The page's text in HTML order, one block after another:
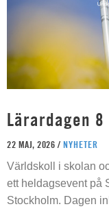
Lärardagen 8
22 MAJ, 2026 / NYHETER
Världskoll i skolan
ett heldagsevent på
Stockholm. Dagen